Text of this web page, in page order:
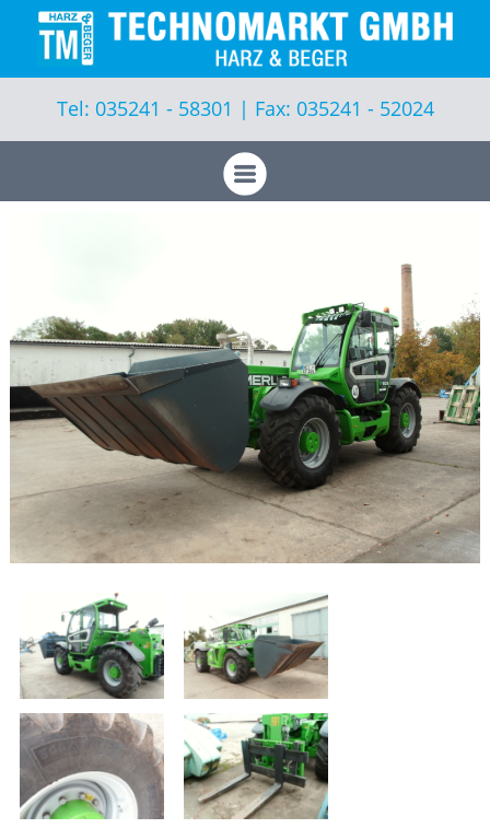
Tel: 035241 - 58301 | Fax: 035241 - 52024
Geräte
Leistungen
Aktuelles
Vorführungen
Über uns
Kontakt